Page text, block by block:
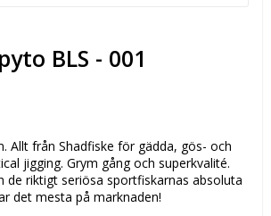
BLS - 001
Allt från Shadfiske för gädda, gös- och
jigging. Grym gång och superkvalité.
de riktigt seriösa sportfiskarnas absoluta
det mesta på marknaden!